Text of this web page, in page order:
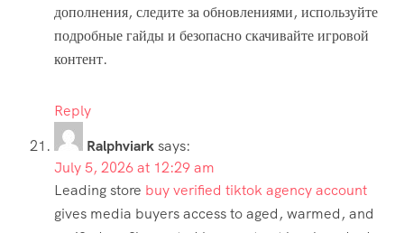
дополнения, следите за обновлениями, используйте
подробные гайды и безопасно скачивайте игровой
контент.
Reply
Ralphviarksays:
July 5, 2026 at 12:29 am
Leading store buy verified tiktok agency account
gives media buyers access to aged, warmed, and